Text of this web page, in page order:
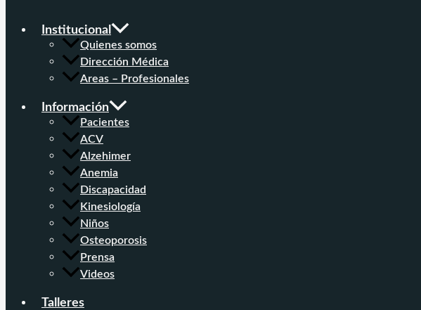
Institucional
Quienes somos
Dirección Médica
Areas – Profesionales
Información
Pacientes
ACV
Alzehimer
Anemia
Discapacidad
Kinesiología
Niños
Osteoporosis
Prensa
Videos
Talleres